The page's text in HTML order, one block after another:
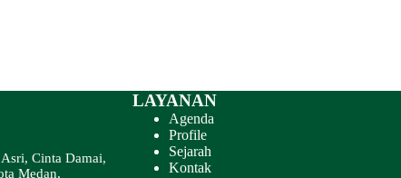
Cinta Damai,
Medan,
LAYANAN
Agenda
Profile
Sejarah
Kontak